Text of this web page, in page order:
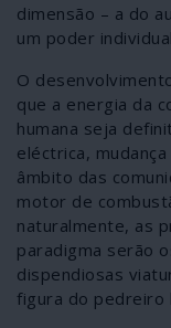
dimensão – a do
um poder
O
que a energia da
humana seja
eléctrica,
âmbito das
motor de
naturalmente, as
paradigma serão
dispendiosas
figura do pedreiro